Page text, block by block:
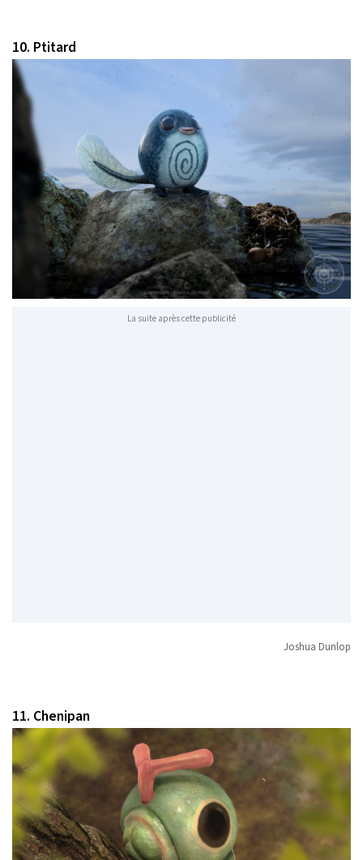
10. Ptitard
La suite après cette publicité
Joshua Dunlop
11. Chenipan